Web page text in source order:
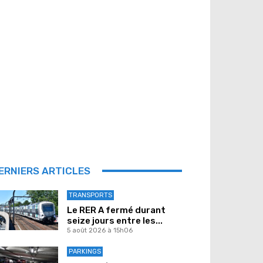
ARTICLES
TRANSPORTS
Le RER A fermé durant
seize jours entre les...
5 août 2026 à 15h06
PARKINGS